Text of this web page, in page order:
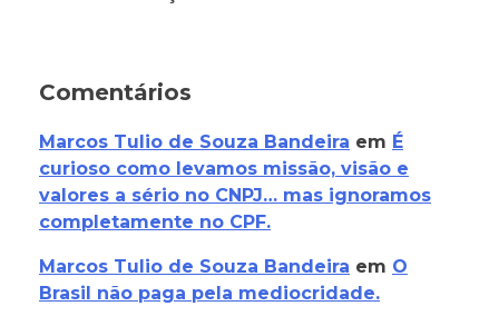
Comentários
Marcos Tulio de Souza Bandeira em É
curioso como levamos missão, visão e
valores a sério no CNPJ… mas ignoramos
completamente no CPF.
Marcos Tulio de Souza Bandeira em O
Brasil não paga pela mediocridade.